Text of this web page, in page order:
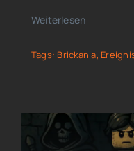
Weiterlesen
Tags: Brickania,